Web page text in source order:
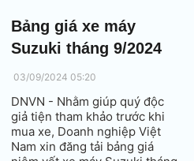
Bảng giá xe máy
Suzuki tháng 9/2024
03/09/2024 05:20
DNVN - Nhằm giúp quý độc
giả tiện tham khảo trước khi
mua xe, Doanh nghiệp Việt
Nam xin đăng tải bảng giá